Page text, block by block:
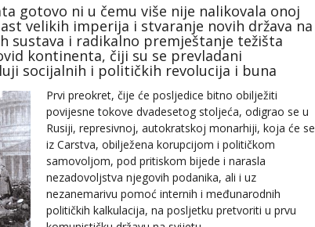
gotovo ni u čemu više nije nalikovala onoj
velikih imperija i stvaranje novih država na
sustava i radikalno premještanje težišta
kontinenta, čiji su se prevladani
socijalnih i političkih revolucija i buna
Prvi preokret, čije će posljedice bitno obilježiti
povijesne tokove dvadesetog stoljeća, odigrao se u
Rusiji, represivnoj, autokratskoj monarhiji, koja će se
iz Carstva, obilježena korupcijom i političkom
samovoljom, pod pritiskom bijede i narasla
nezadovoljstva njegovih podanika, ali i uz
nezanemarivu pomoć internih i međunarodnih
političkih kalkulacija, na posljetku pretvoriti u prvu